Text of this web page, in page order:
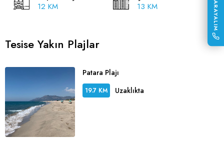
12 KM
13 KM
Tesise Yakın Plajlar
Patara Plajı
19.7 KM Uzaklıkta